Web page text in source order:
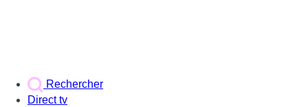
Rechercher
Direct tv